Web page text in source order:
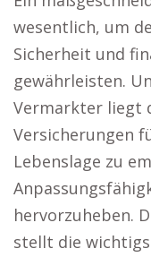
wesentlich, um
Sicherheit und
gewährleisten.
Vermarkter liegt
Versicherungen
Lebenslage zu
hervorzuheben.
stellt die